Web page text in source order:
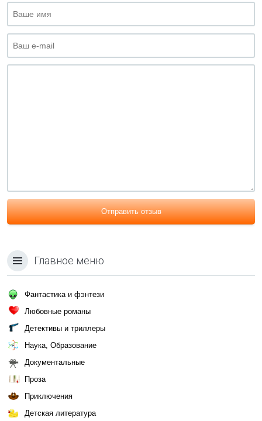
Отправить отзыв
Главное меню
Фантастика и фэнтези
Любовные романы
Детективы и триллеры
Наука, Образование
Документальные
Проза
Приключения
Детская литература